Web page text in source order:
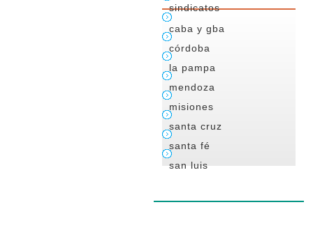
sindicatos
caba y gba
córdoba
la pampa
mendoza
misiones
santa cruz
santa fé
san luis